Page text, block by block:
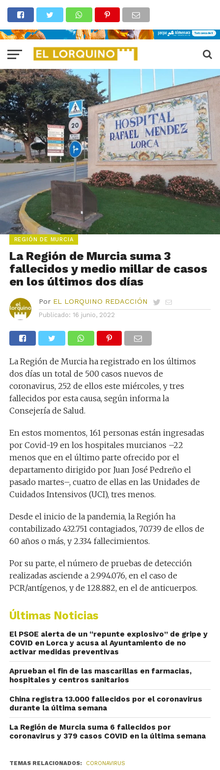
REGIÓN DE MURCIA
La Región de Murcia suma 3
fallecidos y medio millar de casos
en los últimos dos días
Por EL LORQUINO REDACCIÓN
Publicado: 16 junio, 2022
La Región de Murcia ha registrado en los últimos
dos días un total de 500 casos nuevos de
coronavirus, 252 de ellos este miércoles, y tres
fallecidos por esta causa, según informa la
Consejería de Salud.
En estos momentos, 161 personas están ingresadas
por Covid-19 en los hospitales murcianos –22
menos que en el último parte ofrecido por el
departamento dirigido por Juan José Pedreño el
pasado martes–, cuatro de ellas en las Unidades de
Cuidados Intensivos (UCI), tres menos.
Desde el inicio de la pandemia, la Región ha
contabilizado 432.751 contagiados, 70.739 de ellos de
60 años o más, y 2.334 fallecimientos.
Por su parte, el número de pruebas de detección
realizadas asciende a 2.994.076, en el caso de
PCR/antígenos, y de 128.882, en el de anticuerpos.
Últimas Noticias
El PSOE alerta de un “repunte explosivo” de gripe y
COVID en Lorca y acusa al Ayuntamiento de no
activar medidas preventivas
Aprueban el fin de las mascarillas en farmacias,
hospitales y centros sanitarios
China registra 13.000 fallecidos por el coronavirus
durante la última semana
La Región de Murcia suma 6 fallecidos por
coronavirus y 379 casos COVID en la última semana
TEMAS RELACIONADOS: CORONAVIRUS